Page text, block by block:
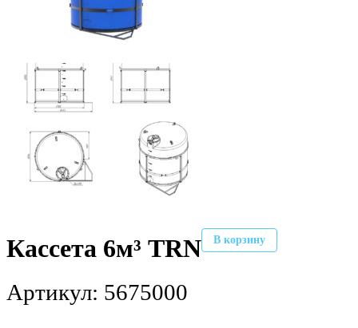
Кассета 6м³ TRN В корзину
Артикул: 5675000